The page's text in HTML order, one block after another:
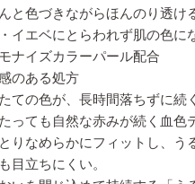
と色づきながらほんのり透け
イエベにとらわれず肌の色に
ナイズカラーパール配合
のある処方
ての色が、長時間落ちずに続く
っても自然な赤みが続く血色
りなめらかにフィットし、う
目立ちにくい。